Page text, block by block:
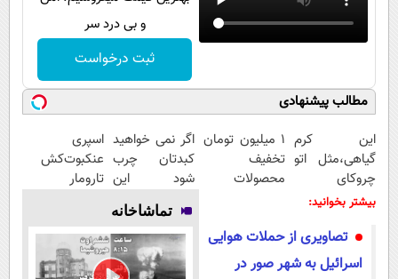
بین الملل
و بی درد سر
ثبت درخواست
مطالب پیشنهادی
این کرم
گیاهی،مثل اتو
چروکای
پوستتوصاف
۱ میلیون تومان
تخفیف
محصولات
شروع کاهش
وزن
اگر نمی خواهید
کبدتان چرب
شود این
نوشیدنی خوش
طعم را بنوشید
اسپری
عنکبوت‌‌کش
تارومار
بیشتر بخوانید:
تصاویری از حملات هوایی
اسرائیل به شهر صور در
تماشاخانه